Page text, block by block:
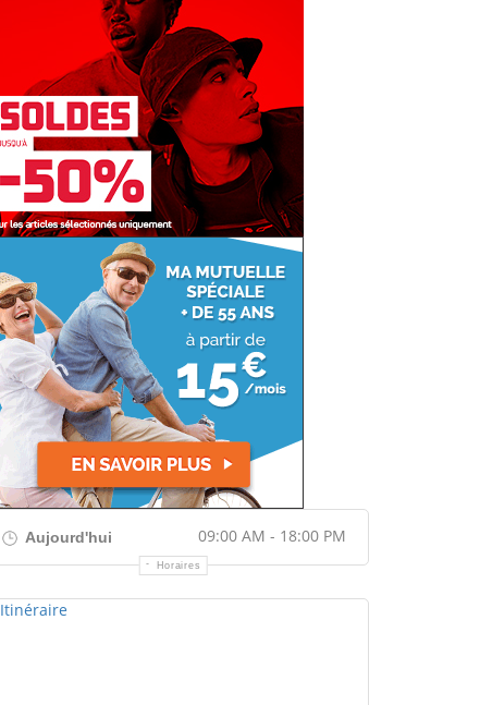
Aujourd'hui 09:00 AM - 18:00 PM
Horaires
Itinéraire